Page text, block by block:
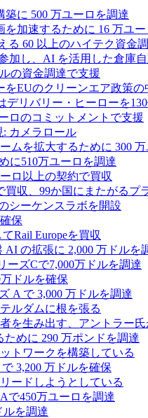
に 500 万ユーロを調達
を加速するために 16 万ユ
60 以上のハイテク資金調
加し、AI を活用した倉庫
の資金調達で支援
EUのクリーンエア政策の
リバリー・ヒーローを
ロのコミットメントで支援
カメラロール
ムを拡大するために 300
に510万ユーロを調達
ロ以上の契約で買収
収、99か国にまたがるプ
シーケンスラボを開設
保
Rail Europeを買収
の拡張に 2,000 万ドルを
ーズCで7,000万ドルを調達
ドルを確保
A で 3,000 万ドルを調達
ルダムに根を張る
を生み出す、アントラー氏
めに 290 万ポンドを調達
トワークを構築している
3,200 万ドルを確保
ードしようとしている
で450万ユーロを調達
ルを調達